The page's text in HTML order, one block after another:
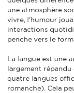
une atmosphère
vivre, l'humour
interactions
penche vers le
La langue est une
largement répandu
quatre langues
romanche). Cela